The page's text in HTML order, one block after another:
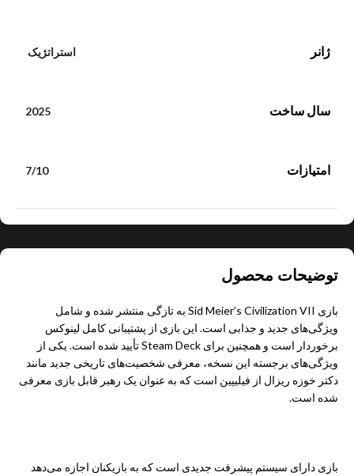
توضیحات محصول
بازی Sid Meier’s Civilization VII به تازگی منتشر شده و شامل
ویژگی‌های جدید و جذابی است. این بازی از پشتیبانی کامل لینوکس
برخوردار است و همچنین برای Steam Deckتأیید شده است. یکی از
ویژگی‌های برجسته این نسخه، معرفی شخصیت‌های تاریخی جدید مانند
دکتر خوزه ریزال از فیلیپین است که به عنوان یک رهبر قابل بازی معرفی
شده است.
بازی دارای سیستم پیشرفت جدیدی است که به بازیکنان اجازه می‌دهد
ژانر استراتژیک
سال ساخت 2025
امتیازات 7/10